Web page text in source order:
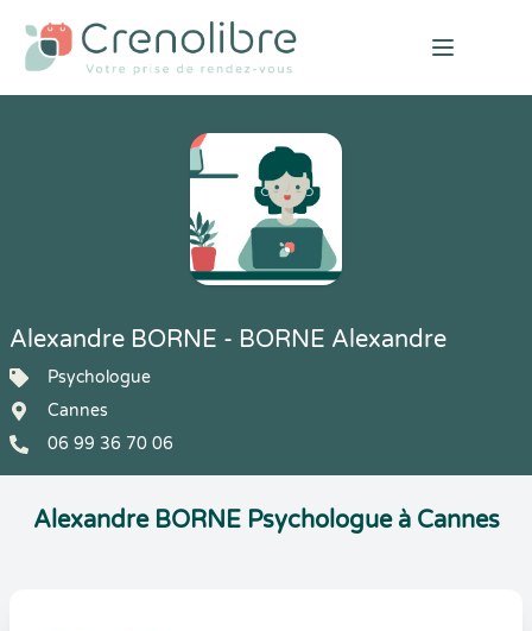
Open
Alexandre BORNE - BORNE Alexandre
Psychologue
Cannes
06 99 36 70 06
Alexandre BORNE Psychologue à Cannes